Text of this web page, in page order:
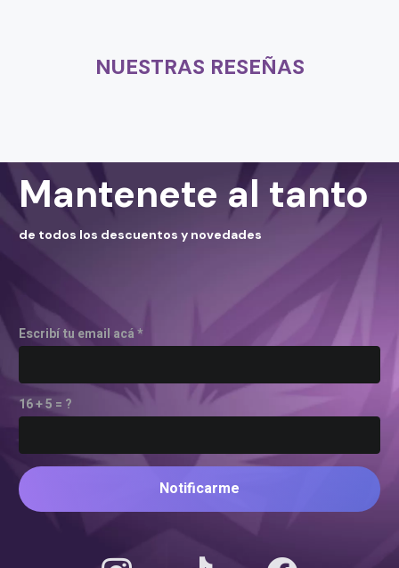
NUESTRAS RESEÑAS
Mantenete al tanto
de todos los descuentos y novedades
Escribí tu email acá *
16 + 5 = ?
Notificarme